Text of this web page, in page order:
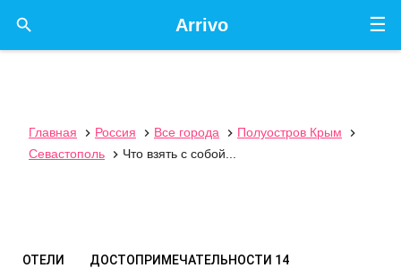
☰
Arrivo

Главная  Россия  Все города  Полуостров Крым

Севастополь
 Что взять с собой...
ОТЕЛИ ДОСТОПРИМЕЧАТЕЛЬНОСТИ 14